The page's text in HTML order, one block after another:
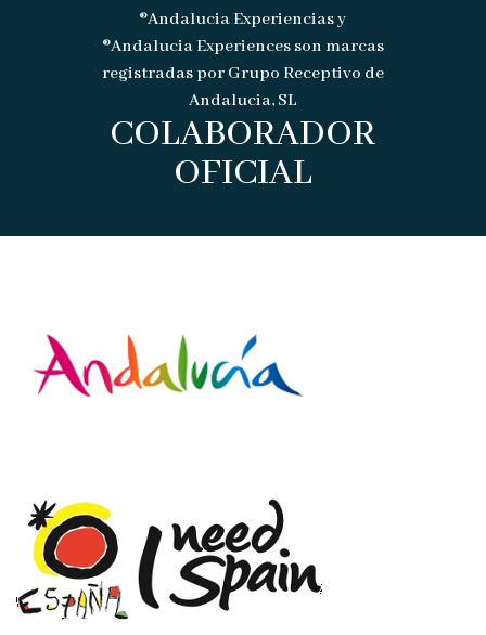
®Andalucia Experiencias y
®Andalucia Experiences son marcas
registradas por Grupo Receptivo de
Andalucia, SL
COLABORADOR
OFICIAL